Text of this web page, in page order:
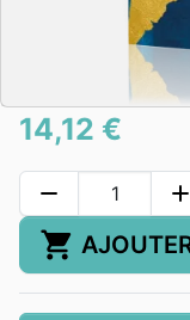
14,12 €
remove add
shopping_cart